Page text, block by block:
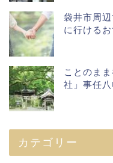
袋井市周
に行ける
ことのま
社」事任
カテゴリー